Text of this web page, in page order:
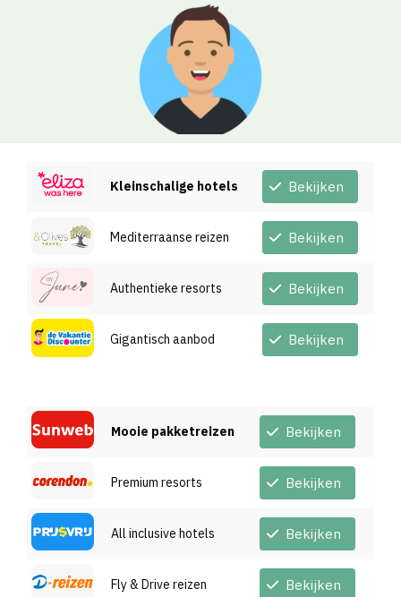
Kleinschalige hotels Bekijken
Mediterraanse reizen Bekijken
Authentieke resorts Bekijken
Gigantisch aanbod Bekijken
Mooie pakketreizen Bekijken
Premium resorts Bekijken
All inclusive hotels Bekijken
Fly & Drive reizen Bekijken